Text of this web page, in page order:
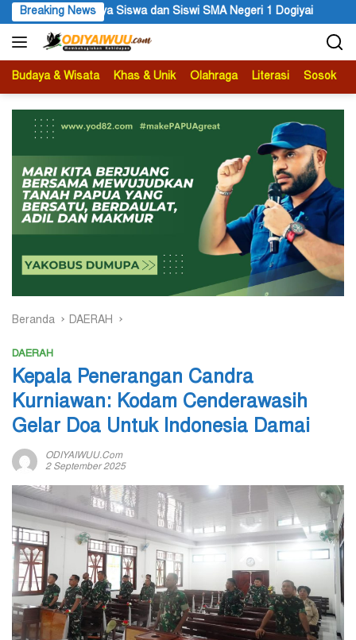
Langsung
ke
konten
Breaking News
1 Dogiyai Anggota MRP Papua Pegunungan dan
Budaya & Wisata Khas & Unik Olahraga Literasi Sosok
Beranda DAERAH
DAERAH
Kepala Penerangan Candra
Kurniawan: Kodam Cenderawasih
Gelar Doa Untuk Indonesia Damai
ODIYAIWUU.com
2 September 2025